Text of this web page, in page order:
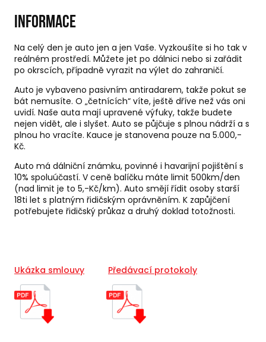
Informace
Na celý den je auto jen a jen Vaše. Vyzkoušíte si ho tak v
reálném prostředí. Můžete jet po dálnici nebo si zařádit
po okrscích, případně vyrazit na výlet do zahraničí.
Auto je vybaveno pasivním antiradarem, takže pokut se
bát nemusíte. O „četnících“ víte, ještě dříve než vás oni
uvidí. Naše auta mají upravené výfuky, takže budete
nejen vidět, ale i slyšet. Auto se půjčuje s plnou nádrží a s
plnou ho vracíte. Kauce je stanovena pouze na 5.000,-
Kč.
Auto má dálniční známku, povinné i havarijní pojištění s
10% spoluúčastí. V ceně balíčku máte limit 500km/den
(nad limit je to 5,-Kč/km). Auto smějí řídit osoby starší
18ti let s platným řidičským oprávněním. K zapůjčení
potřebujete řidičský průkaz a druhý doklad totožnosti.
Ukázka smlouvy Předávací protokoly